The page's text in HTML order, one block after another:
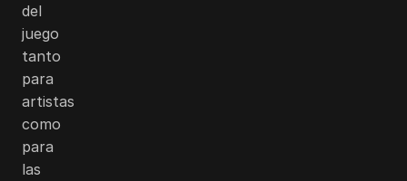
del
juego
tanto
para
artistas
como
para
las